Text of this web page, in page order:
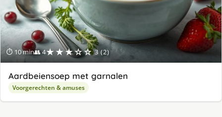
⏱ 10 min👥 4★★★☆☆ 3 (2)
Aardbeiensoep met garnalen
Voorgerechten & amuses